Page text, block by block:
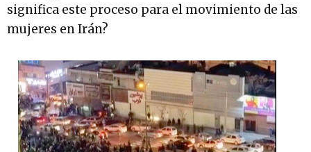
significa este proceso para el movimiento de las
mujeres en Irán?